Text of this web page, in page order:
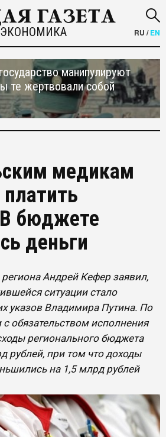
ЭКОНОМИКА RU /EN
манипулируют
те жертвовали собой
медикам
бюджете
деньги
Андрей Кефер заявил,
ситуации стало
указов Владимира Путина. По
с обязательством исполнения
регионального бюджета
рублей, при том что доходы
на 1,5 млрд рублей